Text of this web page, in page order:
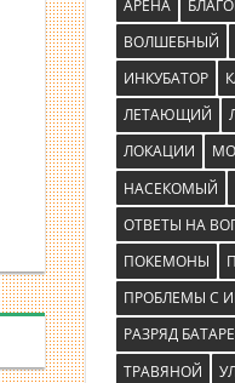
АРЕНА
ВОЛШЕБНЫЙ
ИНКУБАТОР
ЛЕТАЮЩИЙ
ЛОКАЦИИ
НАСЕКОМЫЙ
ОТВЕТЫ НА
ПОКЕМОНЫ
ПРОБЛЕМЫ С
РАЗРЯД
ТРАВЯНОЙ